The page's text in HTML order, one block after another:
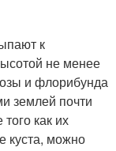
к
не менее
и флорибунда
землей почти
как их
куста, можно